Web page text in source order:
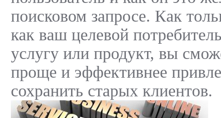
поисковом запросе. Как
как ваш целевой
услугу или продукт, вы
проще и эффективнее
сохранить старых клиентов.